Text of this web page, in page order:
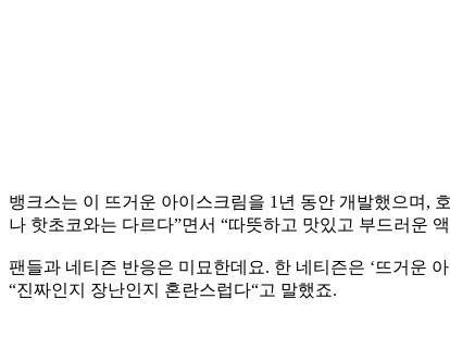
뱅크스는 이 뜨거운 아이스크림을 1년 동안 개발했으며,
나 핫초코와는 다르다”면서 “따뜻하고 맛있고 부드러운
팬들과 네티즌 반응은 미묘한데요. 한 네티즌은 ‘뜨거운
“진짜인지 장난인지 혼란스럽다“고 말했죠.